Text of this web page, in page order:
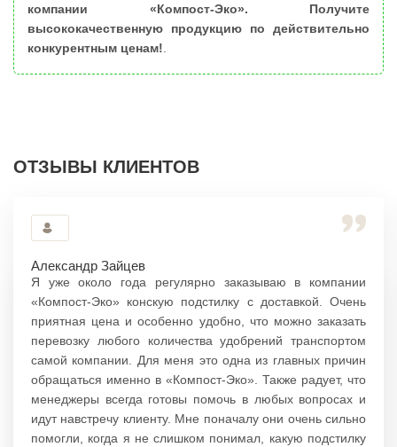
компании «Компост-Эко». Получите
высококачественную продукцию по действительно
конкурентным ценам!.
ОТЗЫВЫ КЛИЕНТОВ
Александр Зайцев
Я уже около года регулярно заказываю в компании
«Компост-Эко» конскую подстилку с доставкой. Очень
приятная цена и особенно удобно, что можно заказать
перевозку любого количества удобрений транспортом
самой компании. Для меня это одна из главных причин
обращаться именно в «Компост-Эко». Также радует, что
менеджеры всегда готовы помочь в любых вопросах и
идут навстречу клиенту. Мне поначалу они очень сильно
помогли, когда я не слишком понимал, какую подстилку